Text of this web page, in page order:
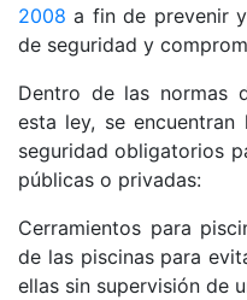
2008 a fin de prevenir
de seguridad y
Dentro de las normas
esta ley, se
seguridad obligatorios
públicas o privadas:
Cerramientos para
de las piscinas para
ellas sin supervisión de